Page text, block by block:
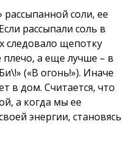
соли, ее
рассыпали соль в
следовало щепотку
плечо, а еще лучше – в
(«В огонь!»). Иначе
в дом. Считается, что
а когда мы ее
энергии, становясь